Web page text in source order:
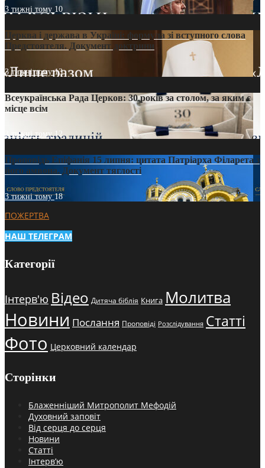
3 тижні тому 10
Церква і держава в Україні: формула зі вступного слова
Предстоятеля. Документ доктрини
3 тижні тому13
Всеукраїнська Рада Церков: 30 років за столом, за яким є
місце всім
3 тижні тому12
Проповідь Епіфанія 15 липня: цитата Патріарха Філарета з
його амвона. Документ тяглості
3 тижні тому18
ПОЖЕРТВА
НАШ ТЕЛЕГРАМ
Категорії
Інтерв'ю Відео Дитяча біблія Книга Молитва
Новини Послання Проповіді Розслідування Статті
Фото Церковний календар
Сторінки
Блаженніший Митрополит Мефодій
Духовний заповіт
Від серця до серця
Новини
Статті
Інтерв’ю